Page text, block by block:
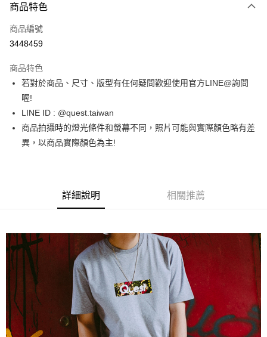
信用卡一次付款
超商取貨付款
街口支付
ATM付款
運送方式
每筆NT$80，滿NT$1,000(含以上)免運費
宅配(自取)
免運費
付款後門市自取
免運費
商品特色
商品編號
3448459
商品特色
若對於商品、尺寸、版型有任何疑問歡迎使用官方LINE@詢問
喔!
LINE ID : @quest.taiwan
商品拍攝時的燈光條件和螢幕不同，照片可能與實際顏色略有差
異，以商品實際顏色為主!
詳細說明 相關推薦